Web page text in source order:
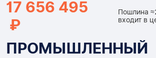
17 656 495
₽
Пошлина
входит в
ПРОМЫШЛЕННЫЙ